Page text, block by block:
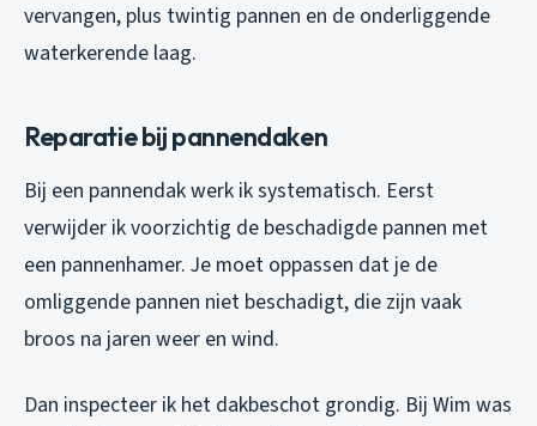
vervangen, plus twintig pannen en de onderliggende
waterkerende laag.
Reparatie bij pannendaken
Bij een pannendak werk ik systematisch. Eerst
verwijder ik voorzichtig de beschadigde pannen met
een pannenhamer. Je moet oppassen dat je de
omliggende pannen niet beschadigt, die zijn vaak
broos na jaren weer en wind.
Dan inspecteer ik het dakbeschot grondig. Bij Wim was